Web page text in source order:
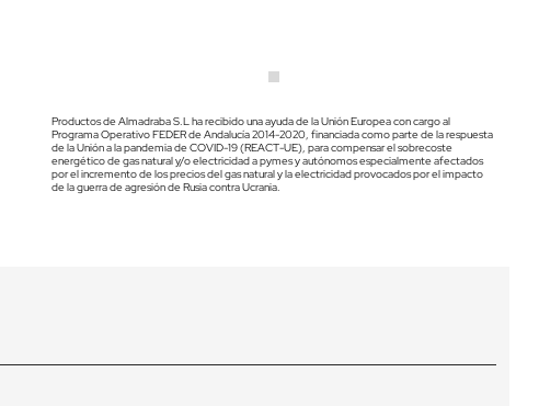
Productos de Almadraba S.L ha recibido una ayuda de la Unión Europea con cargo al
Programa Operativo FEDER de Andalucía 2014-2020, financiada como parte de la respuesta
de la Unión a la pandemia de COVID-19 (REACT-UE), para compensar el sobrecoste
energético de gas natural y/o electricidad a pymes y autónomos especialmente afectados
por el incremento de los precios del gas natural y la electricidad provocados por el impacto
de la guerra de agresión de Rusia contra Ucrania.